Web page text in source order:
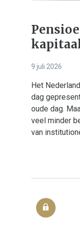
9 juli 2026
Het
dag
oude dag.
veel minder
van